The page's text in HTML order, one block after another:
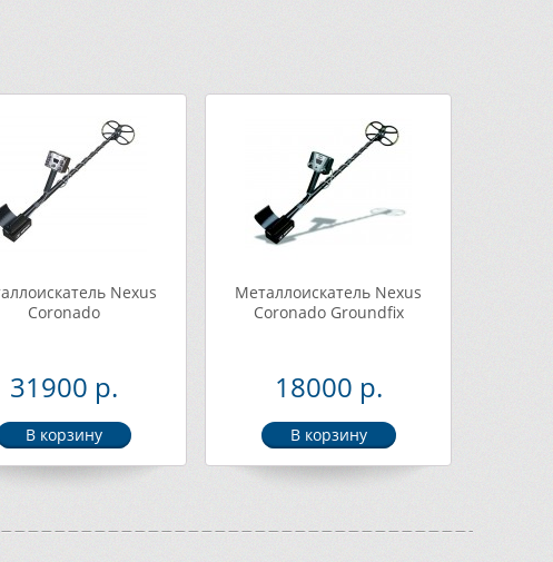
Nexus
Coronado
31900 р.
Металлоискатель Nexus
Coronado Groundfix
18000 р.